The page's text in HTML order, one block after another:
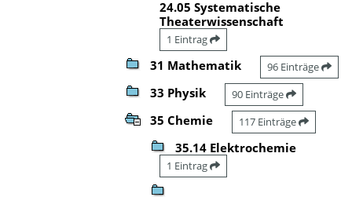
24.05 Systematische
Theaterwissenschaft
1 Eintrag
31 Mathematik 96 Einträge
33 Physik 90 Einträge
35 Chemie 117 Einträge
35.14 Elektrochemie
1 Eintrag